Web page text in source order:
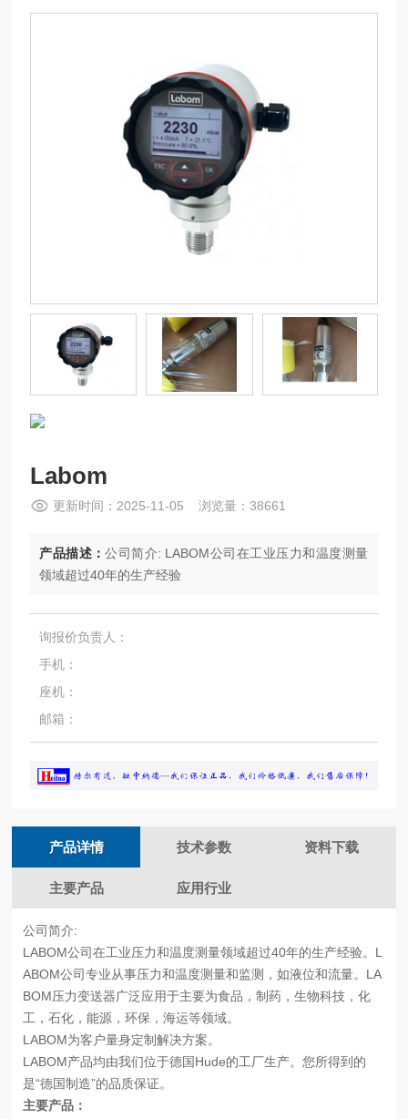
Labom
更新时间：2025-11-05 浏览量：38661
产品描述：公司简介: LABOM公司在工业压力和温度测量
领域超过40年的生产经验
询报价负责人：
手机：
座机：
邮箱：
产品详情 技术参数 资料下载
主要产品 应用行业
公司简介:
LABOM公司在工业压力和温度测量领域超过40年的生产经验。L
ABOM公司专业从事压力和温度测量和监测，如液位和流量。LA
BOM压力变送器广泛应用于主要为食品，制药，生物科技，化
工，石化，能源，环保，海运等领域。
LABOM为客户量身定制解决方案。
LABOM产品均由我们位于德国Hude的工厂生产。您所得到的
是“德国制造”的品质保证。
主要产品：